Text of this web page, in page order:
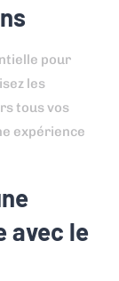
pour
les
tous vos
expérience
avec le